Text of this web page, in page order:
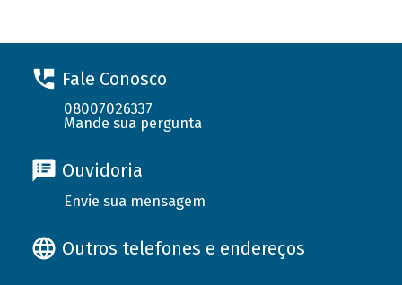
Fale Conosco
08007026337
Mande sua pergunta
Ouvidoria
Envie sua mensagem
Outros telefones e endereços